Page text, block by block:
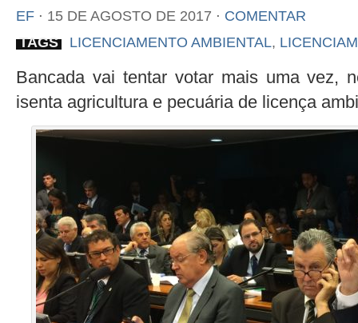
EF ⋅ 15 DE AGOSTO DE 2017 ⋅ COMENTAR
TAGS
LICENCIAMENTO AMBIENTAL,
Bancada vai tentar votar mais uma vez,
isenta agricultura e pecuária de licença